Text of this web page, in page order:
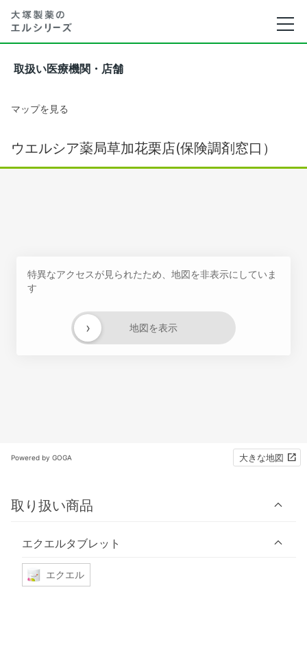
取扱い医療機関・店舗
マップを見る
ウエルシア薬局草加花栗店(保険調剤窓口）
特異なアクセスが見られたため、地図を非表示にしていま
す
地図を表示
›
Powered by GOGA 大きな地図
取り扱い商品
エクエルタブレット
エクエル